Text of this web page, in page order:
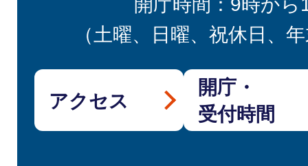
開庁時間：9時から
（土曜、日曜、祝休日、
アクセス
開庁・
受付時間